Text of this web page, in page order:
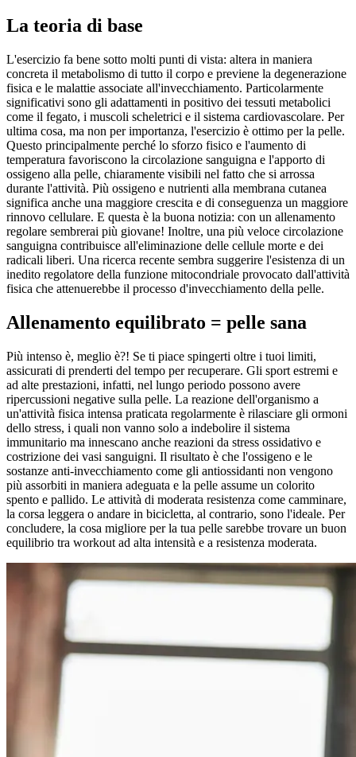
La teoria di base
L'esercizio fa bene sotto molti punti di vista: altera in maniera
concreta il metabolismo di tutto il corpo e previene la degenerazione
fisica e le malattie associate all'invecchiamento. Particolarmente
significativi sono gli adattamenti in positivo dei tessuti metabolici
come il fegato, i muscoli scheletrici e il sistema cardiovascolare. Per
ultima cosa, ma non per importanza, l'esercizio è ottimo per la pelle.
Questo principalmente perché lo sforzo fisico e l'aumento di
temperatura favoriscono la circolazione sanguigna e l'apporto di
ossigeno alla pelle, chiaramente visibili nel fatto che si arrossa
durante l'attività. Più ossigeno e nutrienti alla membrana cutanea
significa anche una maggiore crescita e di conseguenza un maggiore
rinnovo cellulare. E questa è la buona notizia: con un allenamento
regolare sembrerai più giovane! Inoltre, una più veloce circolazione
sanguigna contribuisce all'eliminazione delle cellule morte e dei
radicali liberi. Una ricerca recente sembra suggerire l'esistenza di un
inedito regolatore della funzione mitocondriale provocato dall'attività
fisica che attenuerebbe il processo d'invecchiamento della pelle.
Allenamento equilibrato = pelle sana
Più intenso è, meglio è?! Se ti piace spingerti oltre i tuoi limiti,
assicurati di prenderti del tempo per recuperare. Gli sport estremi e
ad alte prestazioni, infatti, nel lungo periodo possono avere
ripercussioni negative sulla pelle. La reazione dell'organismo a
un'attività fisica intensa praticata regolarmente è rilasciare gli ormoni
dello stress, i quali non vanno solo a indebolire il sistema
immunitario ma innescano anche reazioni da stress ossidativo e
costrizione dei vasi sanguigni. Il risultato è che l'ossigeno e le
sostanze anti-invecchiamento come gli antiossidanti non vengono
più assorbiti in maniera adeguata e la pelle assume un colorito
spento e pallido. Le attività di moderata resistenza come camminare,
la corsa leggera o andare in bicicletta, al contrario, sono l'ideale. Per
concludere, la cosa migliore per la tua pelle sarebbe trovare un buon
equilibrio tra workout ad alta intensità e a resistenza moderata.